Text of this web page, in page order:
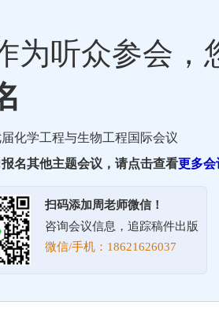
为听众参会，
届化学工程与生物工程国际会议
名其他主题会议，请点击查看更多会
扫码添加周老师微信！
咨询会议信息，追踪稿件出版
微信/手机：18621626037